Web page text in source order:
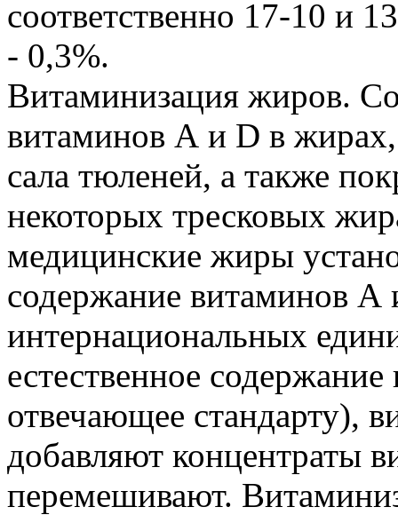
соответственно 17-10 и
- 0,3%.
Витаминизация жиров.
витаминов А и D в
сала тюленей, а также
некоторых тресковых
медицинские жиры
содержание витаминов
интернациональных
естественное
отвечающее стандарту),
добавляют концентраты
перемешивают.